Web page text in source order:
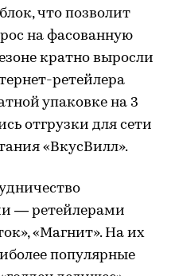
что позволит
на фасованную
кратно выросли
ретейлера
упаковке на 3
отгрузки для сети
«ВкусВилл».
— ретейлерами
«Магнит». На их
популярные